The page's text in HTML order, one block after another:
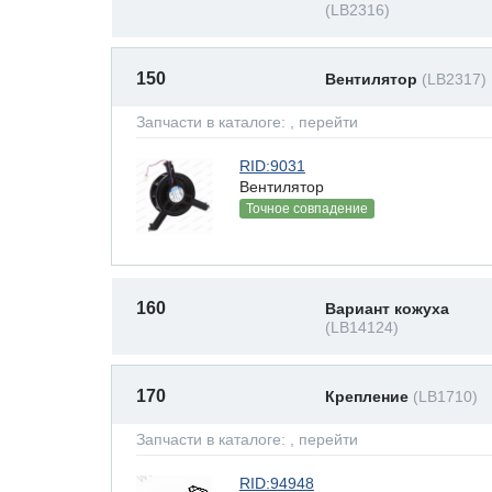
(LB2316)
150 Вентилятор (LB2317)
Запчасти в каталоге: , перейти
RID:9031
Вентилятор
Точное совпадение
160
Вариант кожуха
(LB14124)
170 Крепление (LB1710)
Запчасти в каталоге: , перейти
RID:94948